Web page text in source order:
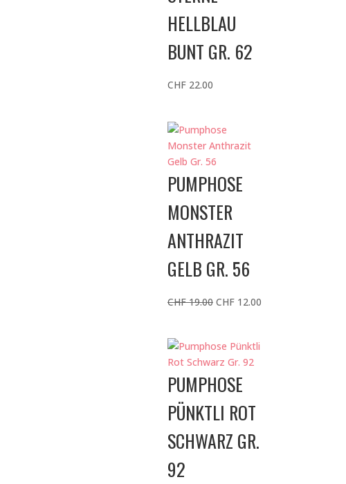
HELLBLAU
BUNT GR. 62
CHF22.00
PUMPHOSE
MONSTER
ANTHRAZIT
GELB GR. 56
CHF19.00 Ursprünglicher
CHF 19.00
CHF12.00Aktueller
PUMPHOSE
PÜNKTLI ROT
SCHWARZ GR.
92